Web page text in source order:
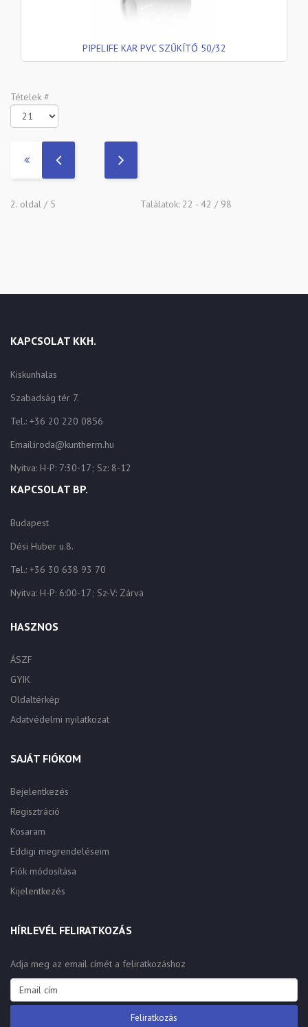
PIPELIFE KAR PVC SZŰKÍTŐ 50/32
Tételek #
2. oldal / 5 Találatok: 22 - 42 / 98
KAPCSOLAT KKH.
Kiskunhalas
Szabadság tér 7.
Tel.: +36 20 220 0856
Email:iroda@kuntherm.hu
Nyitva: H-P: 7:30-17; Sz: 8-12
KAPCSOLAT BP.
Budapest
Dési Huber u.8.
Tel.: +36 30 638 93 70
Nyitva: H-P: 6:00-17; Sz-V: Zárva
HASZNOS
ÁSZF
GYIK
Oldaltérkép
Adatvédelmi nyilatkozat
SAJÁT FIÓKOM
Bejelentkezés
Regisztráció
Kosaram
Eddigi megrendeléseim
Fiók módosítása
Kijelentkezés
HÍRLEVÉL FELIRATKOZÁS
Adja meg az email címét a feliratkozáshoz